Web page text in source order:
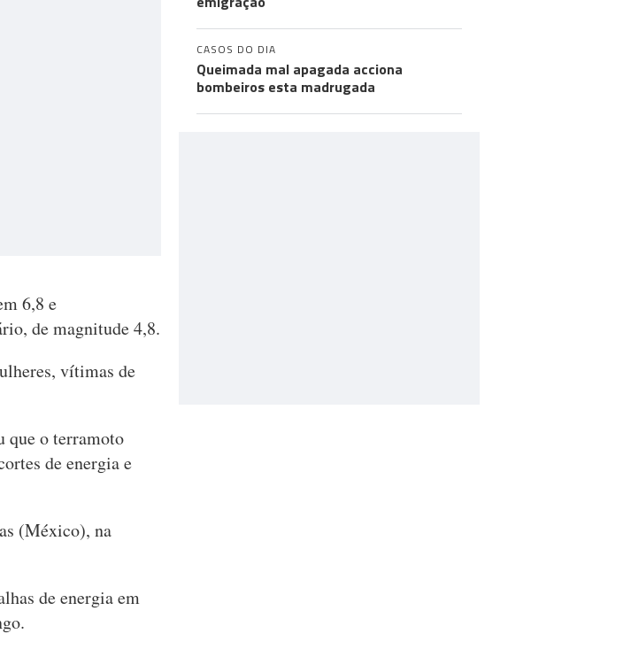
6,8 e
de magnitude 4,8.
vítimas de
que o terramoto
de energia e
(México), na
de energia em
CASOS DO DIA
Queimada mal apagada acciona
bombeiros esta madrugada